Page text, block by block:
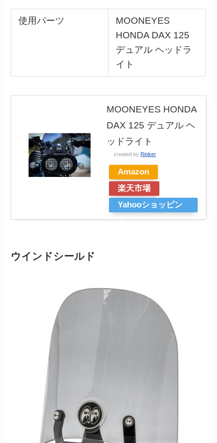
使用パーツ
MOONEYES
HONDA DAX 125
デュアル ヘッドラ
イト
MOONEYES HONDA
DAX 125 デュアル ヘ
ッドライト
created byRinker
Amazon
楽天市場
Yahooショッピン
グ
ウインドシールド